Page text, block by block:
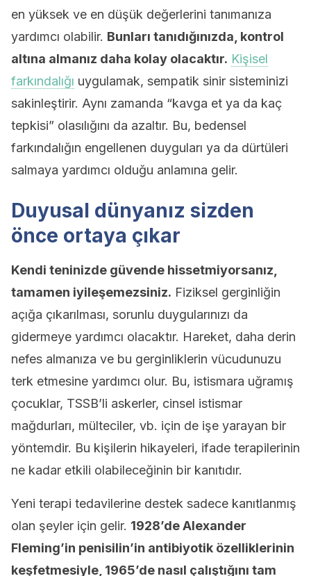
en yüksek ve en düşük değerlerini tanımanıza
yardımcı olabilir. Bunları tanıdığınızda, kontrol
altına almanız daha kolay olacaktır. Kişisel
farkındalığı uygulamak, sempatik sinir sisteminizi
sakinleştirir. Aynı zamanda “kavga et ya da kaç
tepkisi” olasılığını da azaltır. Bu, bedensel
farkındalığın engellenen duyguları ya da dürtüleri
salmaya yardımcı olduğu anlamına gelir.
Duyusal dünyanız sizden
önce ortaya çıkar
Kendi teninizde güvende hissetmiyorsanız,
tamamen iyileşemezsiniz. Fiziksel gerginliğin
açığa çıkarılması, sorunlu duygularınızı da
gidermeye yardımcı olacaktır. Hareket, daha derin
nefes almanıza ve bu gerginliklerin vücudunuzu
terk etmesine yardımcı olur. Bu, istismara uğramış
çocuklar, TSSB’li askerler, cinsel istismar
mağdurları, mülteciler, vb. için de işe yarayan bir
yöntemdir. Bu kişilerin hikayeleri, ifade terapilerinin
ne kadar etkili olabileceğinin bir kanıtıdır.
Yeni terapi tedavilerine destek sadece kanıtlanmış
olan şeyler için gelir. 1928’de Alexander
Fleming’in penisilin’in antibiyotik özelliklerinin
keşfetmesiyle, 1965’de nasıl çalıştığını tam